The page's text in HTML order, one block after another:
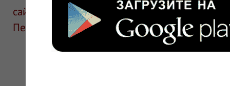
сайте для ознакомления и не является
Перед применением необходима